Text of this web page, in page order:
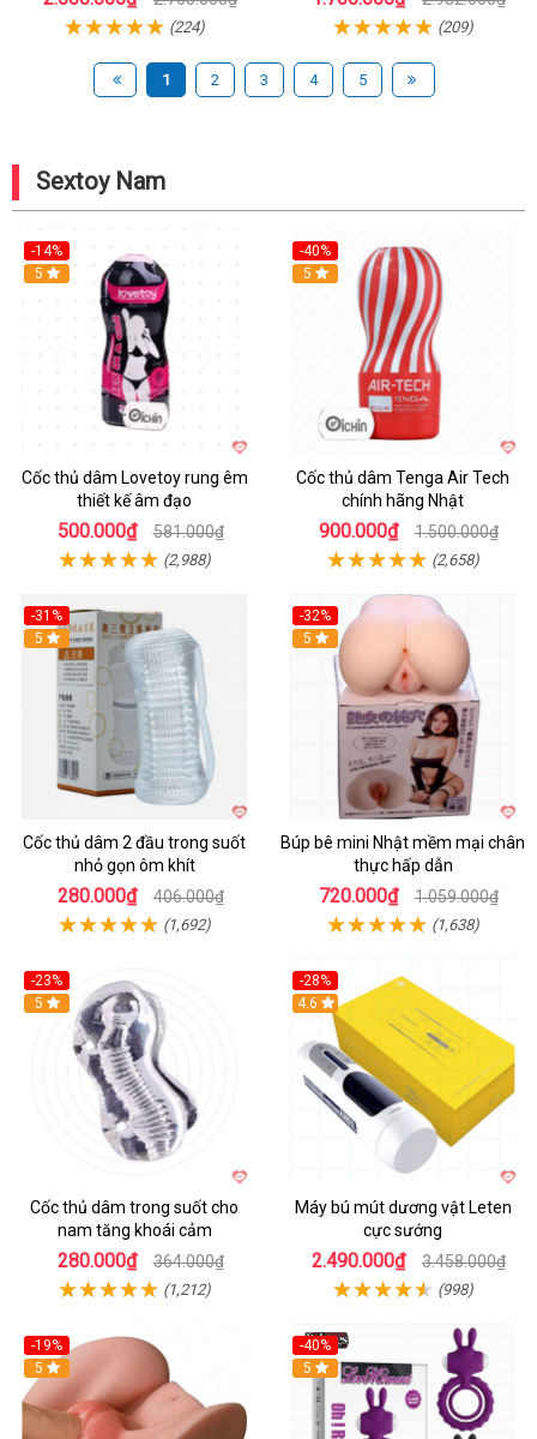
(224) (209)
1 2 3 4 5
Sextoy Nam
-14%
Hot
5
Cốc thủ dâm Lovetoy rung êm
thiết kế âm đạo
500.000₫ 581.000₫
(2,988)
-40%
Hot
5
Cốc thủ dâm Tenga Air Tech
chính hãng Nhật
900.000₫ 1.500.000₫
(2,658)
-31%
Hot
5
Cốc thủ dâm 2 đầu trong suốt
nhỏ gọn ôm khít
280.000₫ 406.000₫
(1,692)
-32%
Hot
5
Búp bê mini Nhật mềm mại chân
thực hấp dẫn
720.000₫ 1.059.000₫
(1,638)
-23%
Hot
5
Cốc thủ dâm trong suốt cho
nam tăng khoái cảm
280.000₫ 364.000₫
(1,212)
-28%
Hot
4.6
Máy bú mút dương vật Leten
cực sướng
2.490.000₫ 3.458.000₫
(998)
-19%
Hot
5
-40%
5